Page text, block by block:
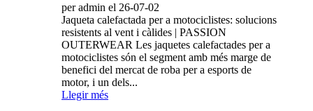
per admin el 26-07-02
Jaqueta calefactada per a motociclistes: solucions
resistents al vent i càlides | PASSION
OUTERWEAR Les jaquetes calefactades per a
motociclistes són el segment amb més marge de
benefici del mercat de roba per a esports de
motor, i un dels...
Llegir més